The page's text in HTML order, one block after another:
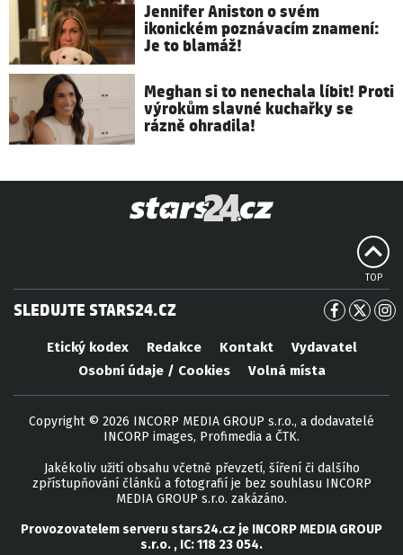
Jennifer Aniston o svém
ikonickém poznávacím znamení:
Je to blamáž!
Meghan si to nenechala líbit! Proti
výrokům slavné kuchařky se
rázně ohradila!
TOP
SLEDUJTE STARS24.CZ
Etický kodex Redakce Kontakt
Vydavatel
Osobní údaje / Cookies
Volná místa
Copyright © 2026 INCORP MEDIA GROUP s.r.o., a dodavatelé
INCORP images, Profimedia a ČTK.
Jakékoliv užití obsahu včetně převzetí, šíření či dalšího
zpřístupňování článků a fotografií je bez souhlasu INCORP
MEDIA GROUP s.r.o. zakázáno.
Provozovatelem serverustars24.cz je INCORP MEDIA GROUP
s.r.o. , IC:118 23 054.